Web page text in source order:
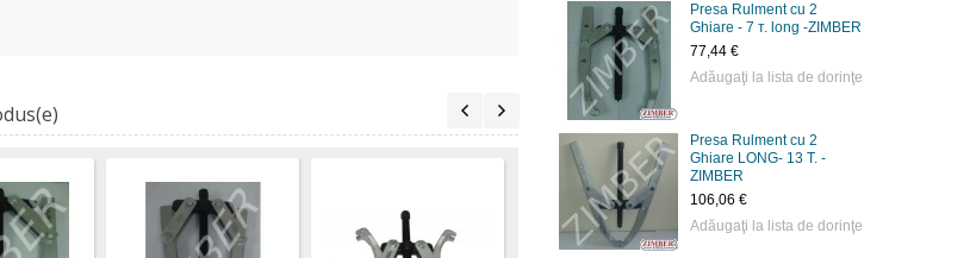
Presa Rulment cu 2
Ghiare - 7 т. long -ZIMBER
77,44 €
Adăugaţi la lista de dorinţe
Presa Rulment cu 2
Ghiare LONG- 13 T. -
ZIMBER
106,06 €
Adăugaţi la lista de dorinţe